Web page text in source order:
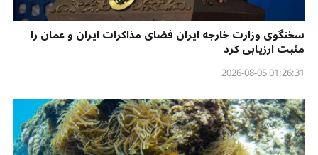
سخنگوی وزارت خارجه ایران فضای مذاکرات ایران و عمان را
مثبت ارزیابی کرد
01:26:31 2026-08-05